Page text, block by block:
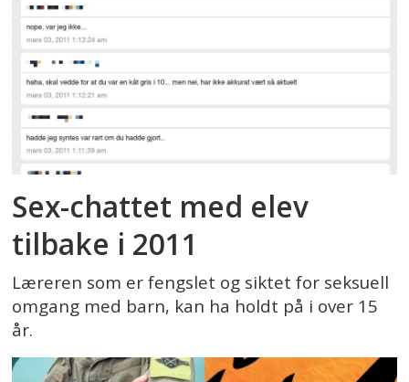
Sex-chattet med elev
tilbake i 2011
Læreren som er fengslet og siktet for seksuell
omgang med barn, kan ha holdt på i over 15
år.